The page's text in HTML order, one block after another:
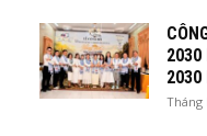
2030
2030
Tháng